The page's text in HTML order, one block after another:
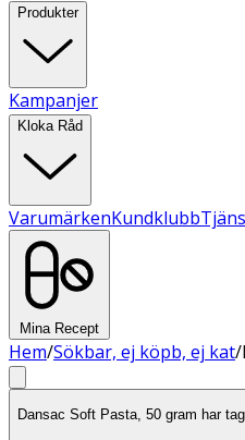
Produkter
Kampanjer
Kloka Råd
VarumärkenKundklubb
Mina Recept
Hem/Sökbar, ej köpb, ej kat/
Dansac Soft Pasta, 50 gram har